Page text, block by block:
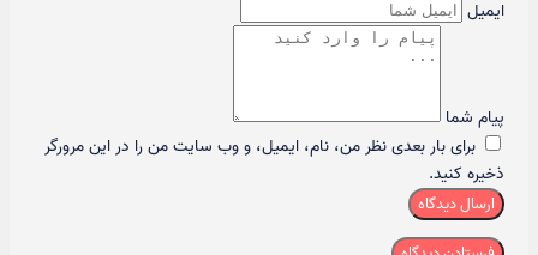
ایمیل
پیام شما
برای بار بعدی نظر من، نام، ایمیل، و وب سایت من را در این مرورگر
ذخیره کنید.
ارسال دیدگاه